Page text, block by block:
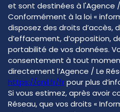
et sont destinées à l'Agence
Conformément à la loi «
disposez des droits d’accès,
d’effacement, d’opposition,
portabilité de vos données.
consentement à tout
directement l’Agence / Le
https://cnil.fr/frpour plus
Si vous estimez, après avoir
Réseau, que vos droits «